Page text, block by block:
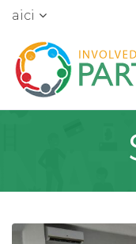
aici